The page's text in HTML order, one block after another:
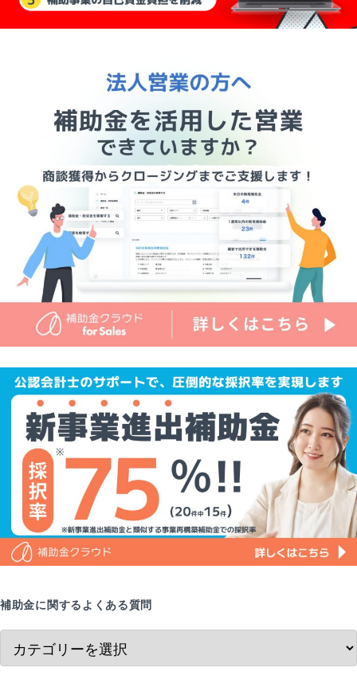
補助金に関するよくある質問